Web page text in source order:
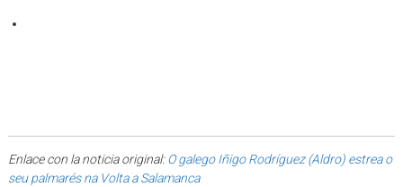
Enlace con la noticia original:O galego Iñigo Rodríguez (Aldro) estrea o
seu palmarés na Volta a Salamanca